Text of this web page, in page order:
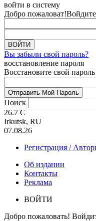
войти в систему
Добро пожаловат!
Вы забыли свой пароль?
восстановление пароля
Восстановите свой пароль
Поиск
26.7 C
Irkutsk, RU
07.08.26
Регистрация /
Об издании
Контакты
Реклама
ВОЙТИ
Добро пожаловать!